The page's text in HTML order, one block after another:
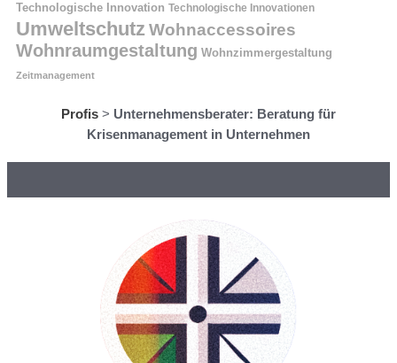
Technologische Innovation Technologische Innovationen
Umweltschutz Wohnaccessoires
Wohnraumgestaltung Wohnzimmergestaltung
Zeitmanagement
Profis > Unternehmensberater: Beratung für
Krisenmanagement in Unternehmen